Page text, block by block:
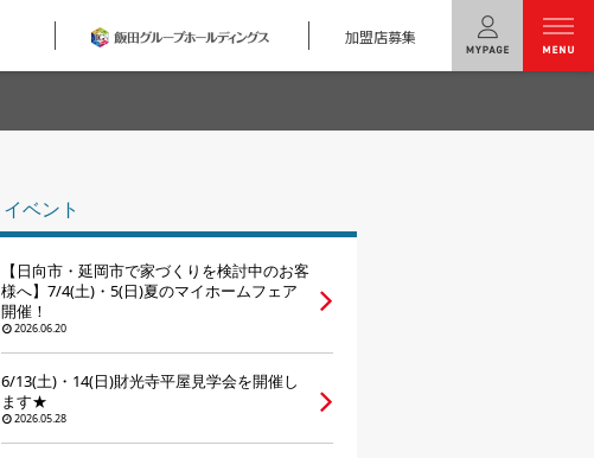
加盟店募集
テクノロジー
モデルハウス検索・見学予約
イベント
【日向市・延岡市で家づくりを検討中のお客
様へ】7/4(土)・5(日)夏のマイホームフェア
開催！
2026.06.20
6/13(土)・14(日)財光寺平屋見学会を開催し
ます★
2026.05.28